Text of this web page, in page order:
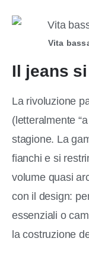
Vita
Il jeans
La rivoluzione
(letteralmente
stagione. La
fianchi e si
volume quasi
con il design:
essenziali o
la costruzione